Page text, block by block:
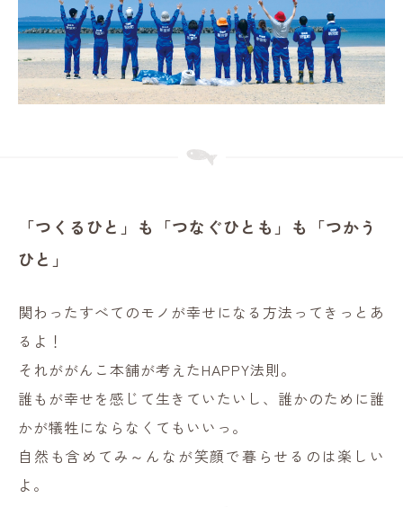
「つくるひと」も「つなぐひとも」も「つかう
ひと」
関わったすべてのモノが幸せになる方法ってきっとあ
るよ！
それががんこ本舗が考えたHAPPY法則。
誰もが幸せを感じて生きていたいし、誰かのために誰
かが犠牲にならなくてもいいっ。
自然も含めてみ～んなが笑顔で暮らせるのは楽しい
よ。